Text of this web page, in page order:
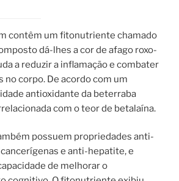
contêm um fitonutriente chamado
dá-lhes a cor de afago roxo-
a reduzir a inflamação e combater
no corpo. De acordo com um
antioxidante da beterraba
com o teor de betalaína.
possuem propriedades anti-
e anti-hepatite, e
de melhorar o